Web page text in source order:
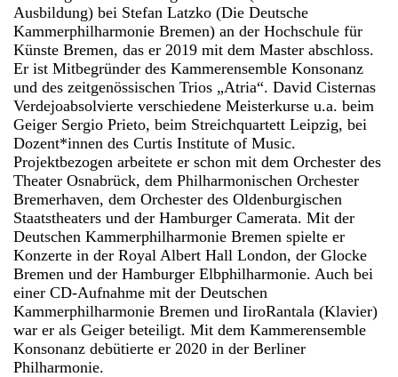
Ausbildung) bei Stefan Latzko (Die Deutsche
Kammerphilharmonie Bremen) an der Hochschule für
Künste Bremen, das er 2019 mit dem Master abschloss.
Er ist Mitbegründer des Kammerensemble Konsonanz
und des zeitgenössischen Trios „Atria“. David Cisternas
Verdejoabsolvierte verschiedene Meisterkurse u.a. beim
Geiger Sergio Prieto, beim Streichquartett Leipzig, bei
Dozent*innen des Curtis Institute of Music.
Projektbezogen arbeitete er schon mit dem Orchester des
Theater Osnabrück, dem Philharmonischen Orchester
Bremerhaven, dem Orchester des Oldenburgischen
Staatstheaters und der Hamburger Camerata. Mit der
Deutschen Kammerphilharmonie Bremen spielte er
Konzerte in der Royal Albert Hall London, der Glocke
Bremen und der Hamburger Elbphilharmonie. Auch bei
einer CD-Aufnahme mit der Deutschen
Kammerphilharmonie Bremen und IiroRantala (Klavier)
war er als Geiger beteiligt. Mit dem Kammerensemble
Konsonanz debütierte er 2020 in der Berliner
Philharmonie.